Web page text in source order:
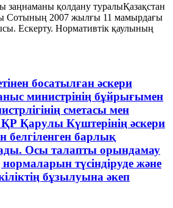
заңнаманы қолдану туралыҚазақстан
Сотының 2007 жылғы 11 мамырдағы
Ескерту. Нормативтік қаулының
босатылған әскери
министрінің бұйрығымен
сметасы мен
ҚР Қарулы Күштерінің әскери
белгіленген барлық
Осы талапты орындамау
түсіндіруде және
бұзылуына әкеп